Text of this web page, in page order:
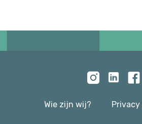
Wie zijn wij?